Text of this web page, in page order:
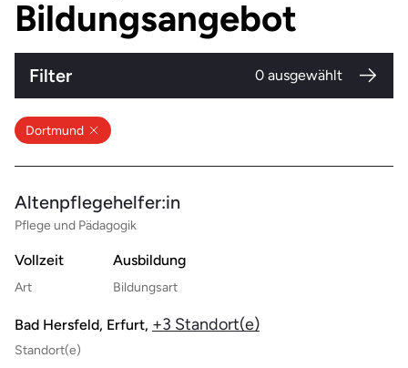
Bildungsangebot
Filter 0 ausgewählt
Dortmund
Altenpflegehelfer:in
Pflege und Pädagogik
Vollzeit
Art
Ausbildung
Bildungsart
Bad Hersfeld, Erfurt, +3 Standort(e)
Standort(e)